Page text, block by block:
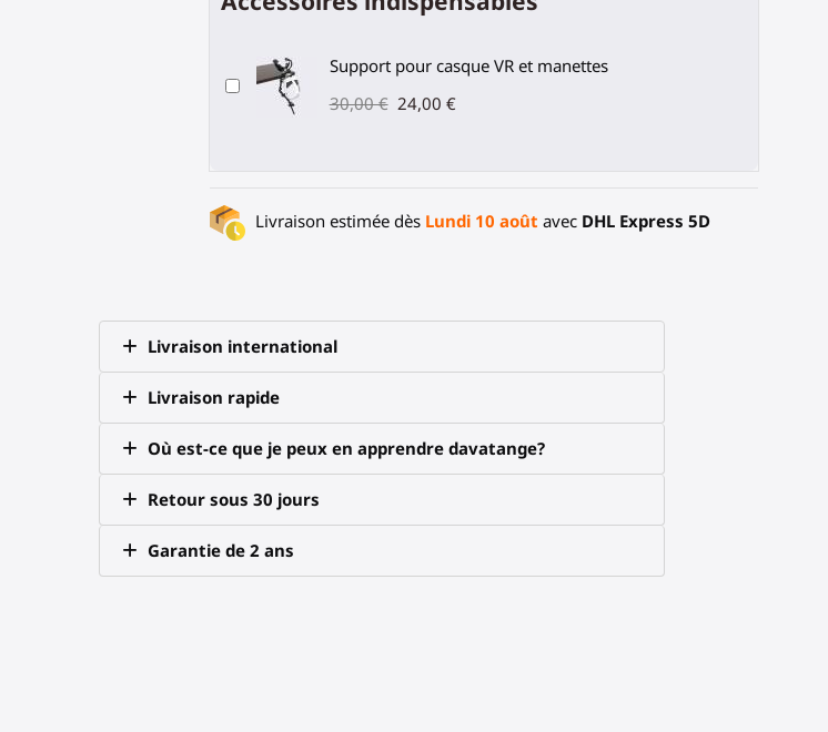
Support pour casque VR et manettes
30,00 € 24,00 €
Livraison estimée dès Lundi 10 août avec DHL Express 5D
Livraison international
Livraison rapide
Où est-ce que je peux en apprendre davatange?
Retour sous 30 jours
Garantie de 2 ans